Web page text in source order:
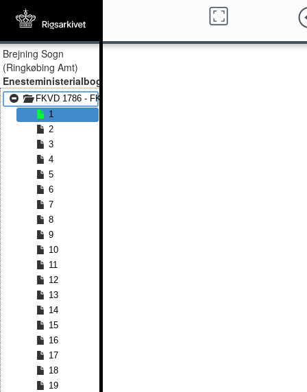
Brejning Sogn
(Ringkøbing Amt)
Enesteministerialbog
FKVD 1786 - FKVD 1816
1
2
3
4
5
6
7
8
9
10
11
12
13
14
15
16
17
18
19